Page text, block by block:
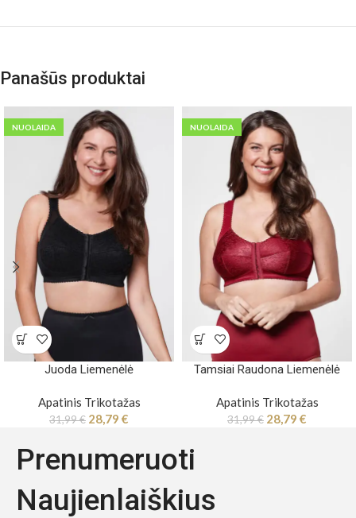
Panašūs produktai
NUOLAIDA
Juoda Liemenėlė
Apatinis Trikotažas
31,99€ 28,79 €
NUOLAIDA
Tamsiai Raudona Liemenėlė
Apatinis Trikotažas
31,99€ 28,79 €
Prenumeruoti
Naujienlaiškius